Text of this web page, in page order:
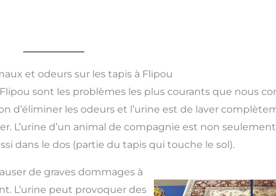
et odeurs sur les tapis à Flipou
sont les problèmes les plus courants que nous
d’éliminer les odeurs et l’urine est de laver
L’urine d’un animal de compagnie est non
dans le dos (partie du tapis qui touche le sol).
de graves dommages à
L’urine peut provoquer des